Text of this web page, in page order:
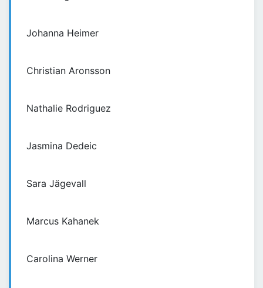
Johanna Heimer
Christian Aronsson
Nathalie Rodriguez
Jasmina Dedeic
Sara Jägevall
Marcus Kahanek
Carolina Werner